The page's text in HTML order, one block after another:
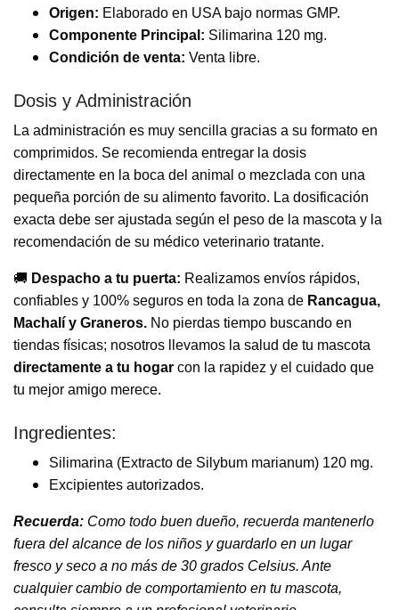
Origen: Elaborado en USA bajo normas GMP.
Componente Principal: Silimarina 120 mg.
Condición de venta: Venta libre.
Dosis y Administración
La administración es muy sencilla gracias a su formato en
comprimidos. Se recomienda entregar la dosis
directamente en la boca del animal o mezclada con una
pequeña porción de su alimento favorito. La dosificación
exacta debe ser ajustada según el peso de la mascota y la
recomendación de su médico veterinario tratante.
🚚 Despacho a tu puerta: Realizamos envíos rápidos,
confiables y 100% seguros en toda la zona de Rancagua,
Machalí y Graneros. No pierdas tiempo buscando en
tiendas físicas; nosotros llevamos la salud de tu mascota
directamente a tu hogar con la rapidez y el cuidado que
tu mejor amigo merece.
Ingredientes:
Silimarina (Extracto de Silybum marianum) 120 mg.
Excipientes autorizados.
Recuerda: Como todo buen dueño, recuerda mantenerlo
fuera del alcance de los niños y guardarlo en un lugar
fresco y seco a no más de 30 grados Celsius. Ante
cualquier cambio de comportamiento en tu mascota,